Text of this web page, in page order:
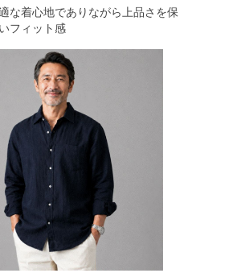
な着心地でありながら上品さを保
フィット感